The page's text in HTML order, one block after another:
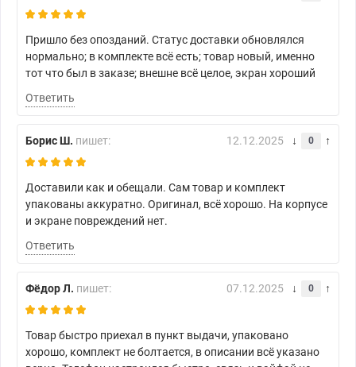
Пришло без опозданий. Статус доставки обновлялся
нормально; в комплекте всё есть; товар новый, именно
тот что был в заказе; внешне всё целое, экран хороший
Ответить
Борис Ш. пишет: 12.12.2025 0
Доставили как и обещали. Сам товар и комплект
упакованы аккуратно. Оригинал, всё хорошо. На корпусе
и экране повреждений нет.
Ответить
Фёдор Л. пишет: 07.12.2025 0
Товар быстро приехал в пункт выдачи, упаковано
хорошо, комплект не болтается, в описании всё указано